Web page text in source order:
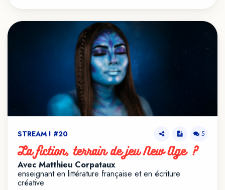
STREAM ! #20 5
La fiction, terrain de jeu New Age ?
Avec Matthieu Corpataux
enseignant en littérature française et en écriture
créative